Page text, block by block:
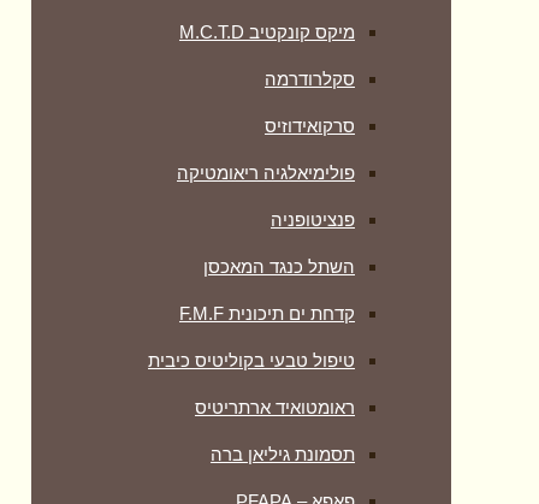
מיקס קונקטיב M.C.T.D
סקלרודרמה
סרקואידוזיס
פולימיאלגיה ריאומטיקה
‏פנציטופניה
השתל כנגד המאכסן
קדחת ים תיכונית F.M.F
טיפול טבעי בקוליטיס כיבית
ראומטואיד ארתריטיס
תסמונת גיליאן ברה